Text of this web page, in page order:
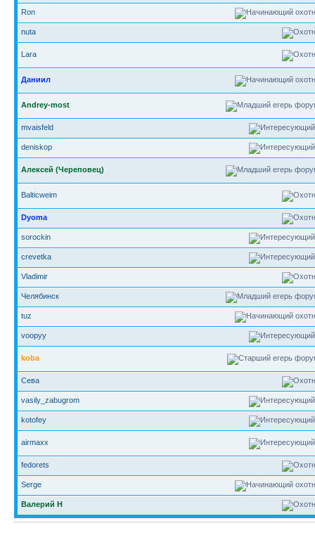
Ron
nuta
Lara
Даниил
Andrey-most
mvaisfeld
deniskop
Алексей (Череповец)
Balticweim
Dyoma
sorockin
crevetka
Vladimir
Челябинск
tuz
voopyy
koba
Сева
vasily_zabugrom
kotofey
airmaxx
fedorets
Serge
Валерий Н